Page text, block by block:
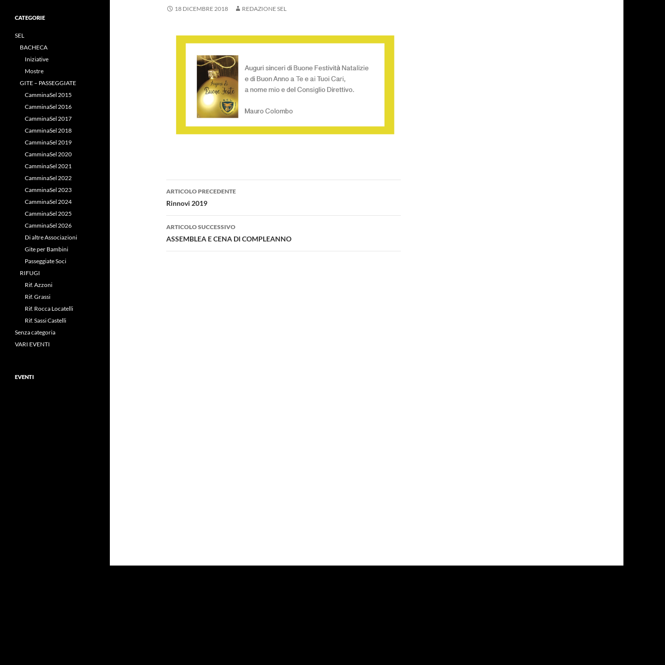
18 DICEMBRE 2018 REDAZIONE SEL
Navigazione
articolo
ARTICOLO PRECEDENTE
Rinnovi 2019
ARTICOLO SUCCESSIVO
ASSEMBLEA E CENA DI COMPLEANNO
CATEGORIE
SEL
BACHECA
Iniziative
Mostre
GITE – PASSEGGIATE
CamminaSel 2015
CamminaSel 2016
CamminaSel 2017
CamminaSel 2018
CamminaSel 2019
CamminaSel 2020
CamminaSel 2021
CamminaSel 2022
CamminaSel 2023
CamminaSel 2024
CamminaSel 2025
CamminaSel 2026
Di altre Associazioni
Gite per Bambini
Passeggiate Soci
RIFUGI
Rif. Azzoni
Rif. Grassi
Rif. Rocca Locatelli
Rif. Sassi Castelli
Senza categoria
VARI EVENTI
EVENTI